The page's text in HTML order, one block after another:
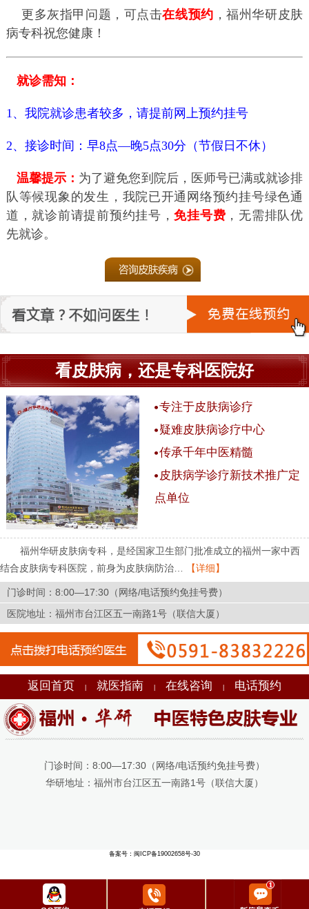
更多灰指甲问题，可点击在线预约 ，福州华研皮肤
病专科祝您健康！
就诊需知：
1、我院就诊患者较多，请提前网上预约挂号
2、接诊时间：早8点—晚5点30分（节假日不休）
温馨提示： 为了避免您到院后，医师号已满或就诊排
队等候现象的发生，我院已开通网络预约挂号绿色通
道，就诊前请提前预约挂号，免挂号费 ，无需排队优
先就诊。
看皮肤病，还是专科医院好
专注于皮肤病诊疗
疑难皮肤病诊疗中心
传承千年中医精髓
皮肤病学诊疗新技术推广定
点单位
福州华研皮肤病专科，是经国家卫生部门批准成立的福州一家中西
结合皮肤病专科医院，前身为皮肤病防治…
【详细】
门诊时间：8:00—17:30（网络/电话预约免挂号费）
医院地址：福州市台江区五一南路1号（联信大厦）
返回首页 就医指南 在线咨询 电话预约
门诊时间：8:00—17:30（网络/电话预约免挂号费）
华研地址：福州市台江区五一南路1号（联信大厦）
备案号：闽ICP备19002658号-30